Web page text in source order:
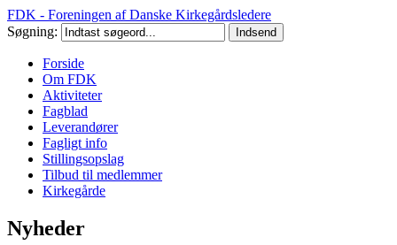
FDK - Foreningen af Danske Kirkegårdsledere
Søgning:
Forside
Om FDK
Aktiviteter
Fagblad
Leverandører
Fagligt info
Stillingsopslag
Tilbud til medlemmer
Kirkegårde
Nyheder